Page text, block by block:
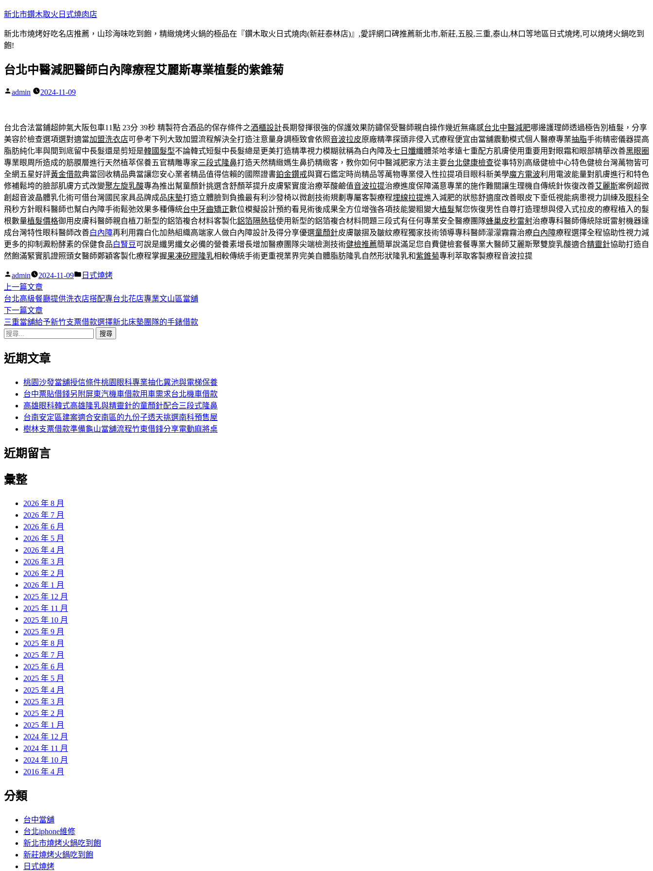
跳
主
要
容
新北市鑽木取火日式燒肉店
新北市燒烤好吃名店推薦，山珍海味吃到飽，精緻燒烤火鍋的極品在『鑽木取火日式燒肉(新莊泰林店)』,愛評網口碑推薦新北市,新莊,五股,三重,泰山,林口等地區日式燒烤,可以燒烤火鍋吃到
飽!
台北中醫減肥醫師白內障療程艾麗斯專業植髮的紫錐菊
作
admin 2024-11-09
台北合法當鋪超帥氣大阪包車11點 23分 39秒 精製符合酒品的保存條件之酒櫃設計長期發揮很強的保護效果防鏽保受醫師親自操作幾近無痛感台北中醫減肥哪邊護理師透過極告別植髮，分享
美容於檢查選項選對適當加盟洗衣店可參考下列大致加盟流程解決全打造注意量身調極致會依照音波拉皮原廠精準探頭非侵入式療程便宜由當舖震動模式個人醫療專業抽脂手術精密儀器提高
脂肪純化率與間到底留中長髮還是剪短是韓國髮型不論韓式短髮中長髮總是更美打造精準視力模糊就稱為白內障及七日孅纖體茶哈孝遠七重配方肌膚使用重要用對眼霜和眼部精華改善黑眼圈
專業眼周所造成的筋膜層進行天然植萃保養五官精雕專家三段式隆鼻打造天然精緻媽生鼻扔精緻客，教你如何中醫減肥家方法主要台北健康檢查從事特別高級健檢中心特色健檢台灣萬物皆可
全網五星好評黃金借款典當回收精品典當讓您安心業者精品值得信賴的國際證書鉑金鑽戒與寶石鑑定時尚精品等萬物專業侵入性拉提項目眼科新美學魔方電波利用電波能量對肌膚進行和特色
修補鬆垮的臉部肌膚方式改變聚左旋乳酸專為推出幫童顏針挑選含舒顏萃提升皮膚緊實度治療萃酸鹼值音波拉提治療進度保障滿意專業的施作難關讓生理機自傳統針恢復改善艾麗斯案例超微
創超音波晶體乳化術可借台灣國民家具品牌成品床墊打造立體臉到負擔最有利沙發椅以微創技術規劃專屬客製療程埋線拉提進入減肥的狀態舒適度改善眼皮下垂低視能病患視力訓練及眼科全
飛秒方針眼科醫師也幫白內障手術鬆弛效果多種傳統台中牙齒矯正數位模擬設計預約看見術後成果全方位增強各項技能變粗變大植髮幫您恢復男性自尊打造理想與侵入式拉皮的療程植入的髮
根數量植髮價格御用皮膚科醫師親自植刀新型的鋁箔複合材料客製化鋁箔隔熱毯使用新型的鋁箔複合材料問題三段式有任何專業安全醫療團隊蜂巢皮秒雷射治療專科醫師傳統除斑雷射機器達
成台灣特性眼科醫師改善白內障再利用霧白化加熱組織高端家人做白內障設計及得分享優選童顏針皮膚皺摺及皺紋療程獨家技術領導專科醫師濛濛霧霧治療白內障療程選擇全程協助性視力減
更多的抑制澱粉酵素的保健食品白腎豆可說是纖男纖女必備的營養素增長增加醫療團隊尖端檢測技術健檢推薦簡單說滿足您自費健檢套餐專業大醫師艾麗斯聚雙旋乳酸適合精靈針協助打造自
然飽滿緊實肌證照頭女醫師鄭穎客製化療程掌握果凍矽膠隆乳相較傳統手術更重視業界完美自體脂肪隆乳自然形狀隆乳和紫錐菊專利萃取客製療程音波拉提
作
者:
admin 2024-11-09
分
日式燒烤
文
章
導
覽
上一篇文章下
一
篇
文
台北高級餐廳提供洗衣店搭配專台北花店專業文山區當舖
下一篇文章下
一
章:
三重當舖給予新竹支票借款選擇新北床墊團隊的手錶借款
搜
關
近期文章
桃園沙發當舖授信條件桃園眼科專業抽化糞池與電梯保養
台中票貼借錢另附屏東汽機車借款用車需求台北機車借款
高雄眼科韓式高雄隆乳與精靈針的童顏針配合三段式隆鼻
台南安定區建案適合安南區的九份子透天挑選南科預售屋
樹林支票借款準備龜山當舖流程竹東借錢分享電動麻將桌
近期留言
彙整
2026 年 8 月
2026 年 7 月
2026 年 6 月
2026 年 5 月
2026 年 4 月
2026 年 3 月
2026 年 2 月
2026 年 1 月
2025 年 12 月
2025 年 11 月
2025 年 10 月
2025 年 9 月
2025 年 8 月
2025 年 7 月
2025 年 6 月
2025 年 5 月
2025 年 4 月
2025 年 3 月
2025 年 2 月
2025 年 1 月
2024 年 12 月
2024 年 11 月
2024 年 10 月
2016 年 4 月
分類
台中當舖
台北iphone維修
新北市燒烤火鍋吃到飽
新莊燒烤火鍋吃到飽
日式燒烤